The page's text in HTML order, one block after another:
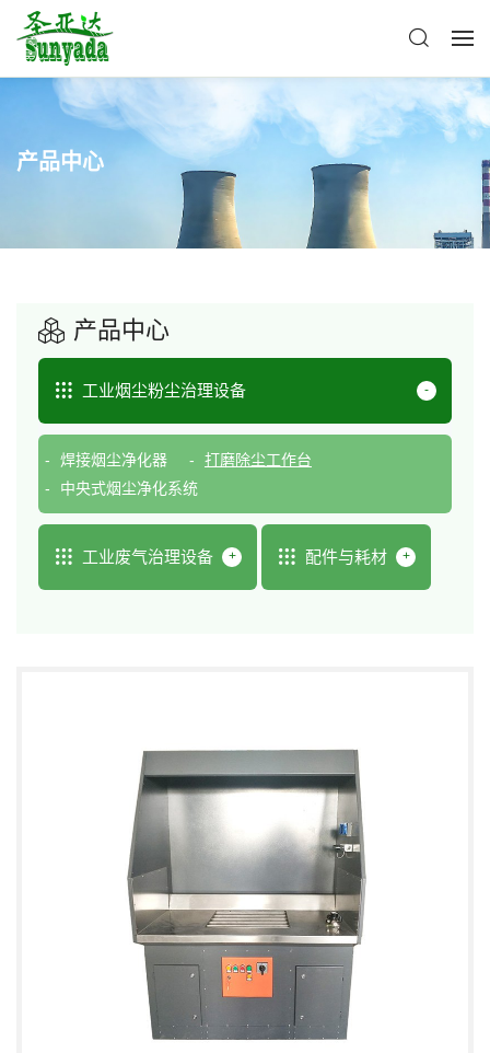
产品中心
产品中心
工业烟尘粉尘治理设备
焊接烟尘净化器
打磨除尘工作台
中央式烟尘净化系统
工业废气治理设备 配件与耗材